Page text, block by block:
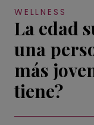
WELLNESS
La edad
una
más
tiene?